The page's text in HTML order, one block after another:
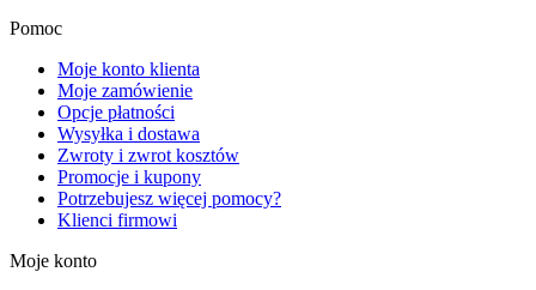
Pomoc
Moje konto klienta
Moje zamówienie
Opcje płatności
Wysyłka i dostawa
Zwroty i zwrot kosztów
Promocje i kupony
Potrzebujesz więcej pomocy?
Klienci firmowi
Moje konto